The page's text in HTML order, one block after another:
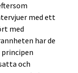
med ett
med
har de
principen
och